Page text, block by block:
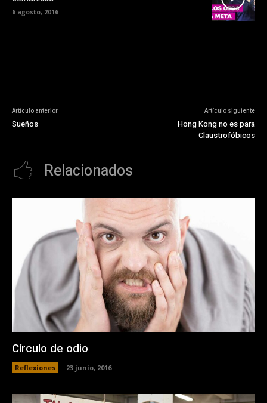
6 agosto, 2016
Artículo anterior
Sueños
Artículo siguiente
Hong Kong no es para
Claustrofóbicos
Relacionados
Círculo de odio
Reflexiones 23 junio, 2016